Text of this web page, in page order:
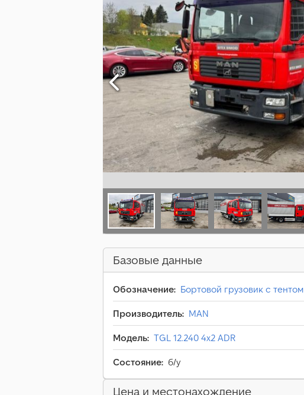
Базовые данные
Обозначение: Бортовой грузовик с тентом
Производитель: MAN
Модель: TGL 12.240 4x2 ADR
Состояние: б/у
Цена и местонахождение